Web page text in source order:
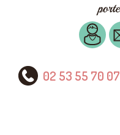
02 53 55 70 07